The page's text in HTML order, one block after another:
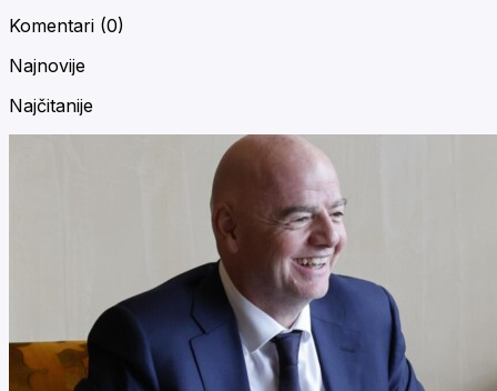
Komentari (0)
Najnovije
Najčitanije